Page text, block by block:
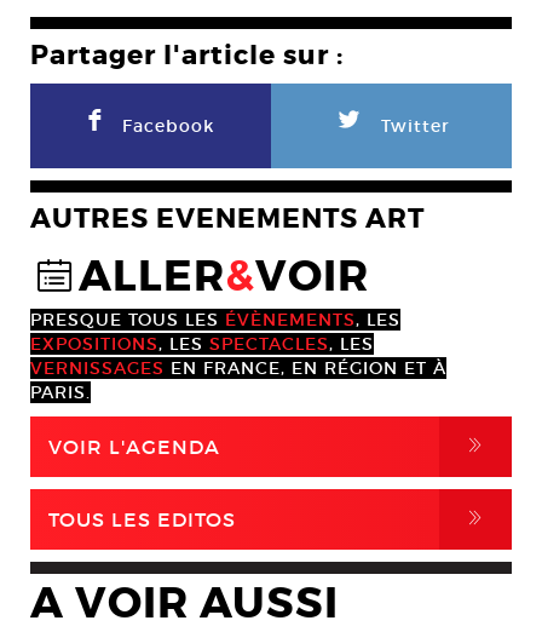
Partager l'article sur :
F Facebook L Twitter
AUTRES EVENEMENTS ART
@ALLER&VOIR
PRESQUE TOUS LES ÉVÈNEMENTS, LES
EXPOSITIONS, LES SPECTACLES, LES
VERNISSAGES EN FRANCE, EN RÉGION ET À
PARIS.
VOIR L'AGENDA ,
TOUS LES EDITOS ,
A VOIR AUSSI